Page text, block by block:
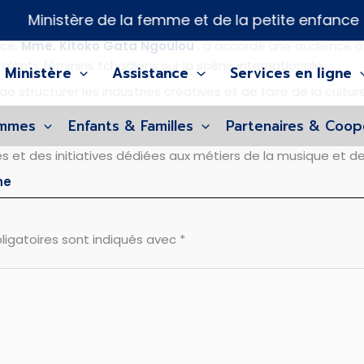
Ministère de la femme et de la petite enfance
Ministère Assistance Services en ligne
Enfants & Familles Partenaires &
Mme. Kitoko Gata Ngoulou, a accordé une audience à
féminins tchadiens sur la scène internationale.
structurer les industries créatives et de faire de la
de carrière et l’accès aux marchés numériques pour
Sunday Are a qualifié les talents tchadiens de
des initiatives dédiées aux métiers de la musique et
sont indiqués avec *